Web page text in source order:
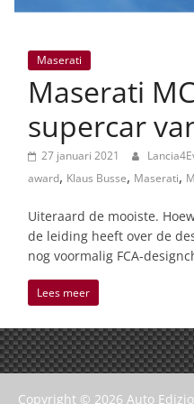
Maserati
Maserati
supercar
27 januari 2021
award, Klaus Busse, Maserati,
Uiteraard de mooiste.
de leiding heeft over de
nog voormalig FCA-
Lees meer
Copyright © 2026 Auto